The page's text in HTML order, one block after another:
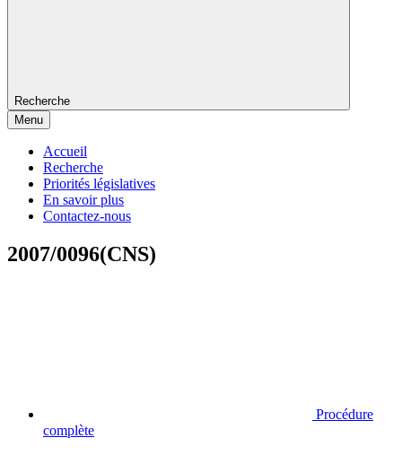
Recherche
Menu
Accueil
Recherche
Priorités législatives
En savoir plus
Contactez-nous
2007/0096(CNS)
Procédure
complète